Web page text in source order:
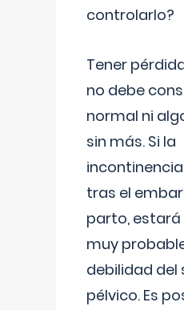
controlarlo?
Tener
no debe
normal ni
sin más. Si la
tras el
parto,
muy
debilidad del
pélvico. Es